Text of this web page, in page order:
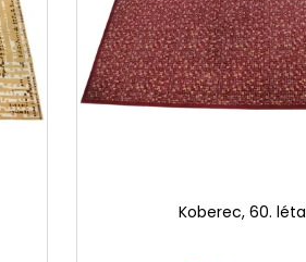
Koberec, 60. léta